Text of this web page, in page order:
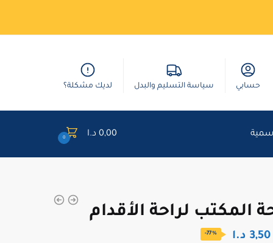
حسابي سياسة التسليم والبدل لديك مشكلة؟
0,00 د.ا 0
المكتب لراحة الأقدام
السعر
3,50 د.االسعر
-77%